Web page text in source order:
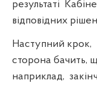
результаті
відповідних
Наступний крок,
сторона бачить,
наприклад,